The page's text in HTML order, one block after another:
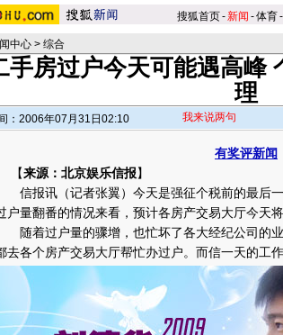
搜狐首页-新闻 -体育-
中心 > 综合
手房过户今天可能遇高峰
理
：2006年07月31日02:10 我来说两句
有奖评新闻
【来源：北京娱乐信报】
信报讯（记者张翼）今天是强征个税前的最后
户量翻番的情况来看，预计各房产交易大厅今天
随着过户量的骤增，也忙坏了各大经纪公司的
去各个房产交易大厅帮忙办过户。 而信一天的工